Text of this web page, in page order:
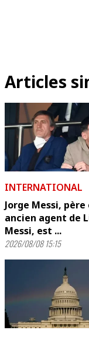
Articles
INTERNATIONAL
Jorge Messi, père
ancien agent de
Messi, est ...
2026/08/08 15:15